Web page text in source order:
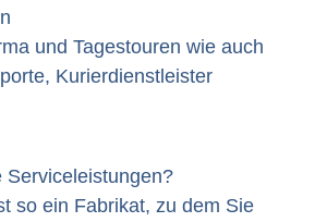
und Tagestouren wie auch
Kurierdienstleister
Serviceleistungen?
so ein Fabrikat, zu dem Sie